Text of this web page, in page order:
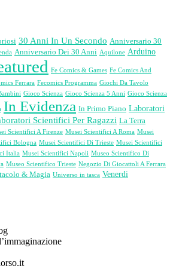
30 Anni In Un Secondo Anniversario 30
Anniversario Dei 30 Anni Aquilone Arduino
Fe Comics & Games Fe Comics And
Ferrara Fecomics Programma Giochi Da Tavolo
Gioco Scienza Gioco Scienza 5 Anni Gioco Scienza
In Evidenza In Primo Piano Laboratori
Scientifici Per Ragazzi La Terra
Scientifici A Firenze Musei Scientifici A Roma Musei
Bologna Musei Scientifici Di Trieste Musei Scientifici
Italia Musei Scientifici Napoli Museo Scientifico Di
Museo Scientifico Trieste Negozio Di Giocattoli A Ferrara
& Magia Universo in tasca Venerdi